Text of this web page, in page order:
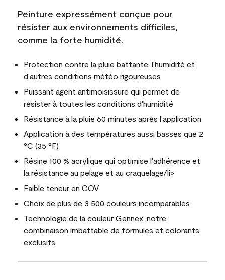
Peinture expressément conçue pour
résister aux environnements difficiles,
comme la forte humidité.
Protection contre la pluie battante, l'humidité et
d'autres conditions météo rigoureuses
Puissant agent antimoisissure qui permet de
résister à toutes les conditions d'humidité
Résistance à la pluie 60 minutes après l'application
Application à des températures aussi basses que 2
°C (35 °F)
Résine 100 % acrylique qui optimise l'adhérence et
la résistance au pelage et au craquelage/li>
Faible teneur en COV
Choix de plus de 3 500 couleurs incomparables
Technologie de la couleur Gennex, notre
combinaison imbattable de formules et colorants
exclusifs